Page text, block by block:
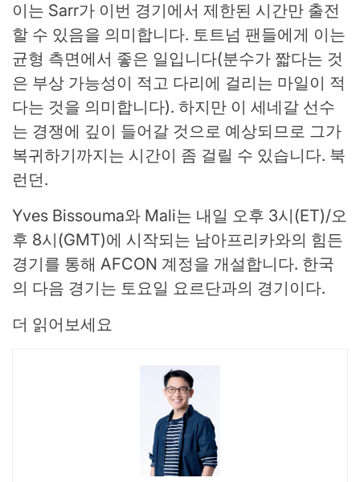
이는 Sarr가 이번 경기에서 제한된 시간만 출전
할 수 있음을 의미합니다. 토트넘 팬들에게 이는
균형 측면에서 좋은 일입니다(분수가 짧다는 것
은 부상 가능성이 적고 다리에 걸리는 마일이 적
다는 것을 의미합니다). 하지만 이 세네갈 선수
는 경쟁에 깊이 들어갈 것으로 예상되므로 그가
복귀하기까지는 시간이 좀 걸릴 수 있습니다. 북
런던.
Yves Bissouma와 Mali는 내일 오후 3시(ET)/오
후 8시(GMT)에 시작되는 남아프리카와의 힘든
경기를 통해 AFCON 계정을 개설합니다. 한국
의 다음 경기는 토요일 요르단과의 경기이다.
더 읽어보세요